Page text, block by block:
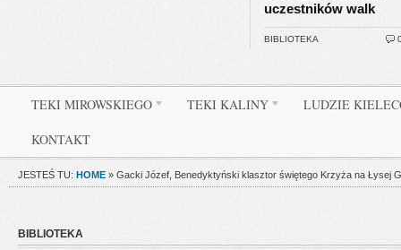
uczestników walk
BIBLIOTEKA
TEKI MIROWSKIEGO TEKI KALINY LUDZIE
KONTAKT
JESTEŚ TU: HOME » Gacki Józef, Benedyktyński klasztor świętego Krzyża na Łysej
BIBLIOTEKA